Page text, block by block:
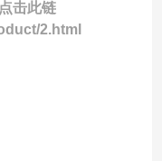
击此链
2.html